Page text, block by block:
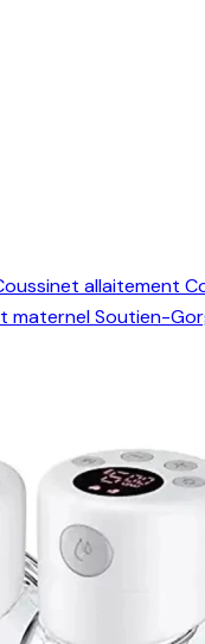
allaitement
maternelSoutien-